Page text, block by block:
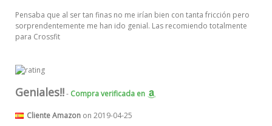
Pensaba que al ser tan finas no me irían bien con tanta fricción pero
sorprendentemente me han ido genial. Las recomiendo totalmente
para Crossfit
Geniales!!- Compra verificada en
Cliente Amazon on 2019-04-25